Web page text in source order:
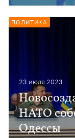
23 июля 2023
НАТО
Одессы
ПОЛИТИКА